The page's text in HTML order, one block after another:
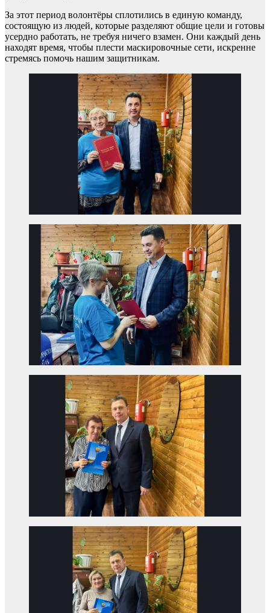
За этот период волонтёры сплотились в единую команду,
состоящую из людей, которые разделяют общие цели и готовы
усердно работать, не требуя ничего взамен. Они каждый день
находят время, чтобы плести маскировочные сети, искренне
стремясь помочь нашим защитникам.